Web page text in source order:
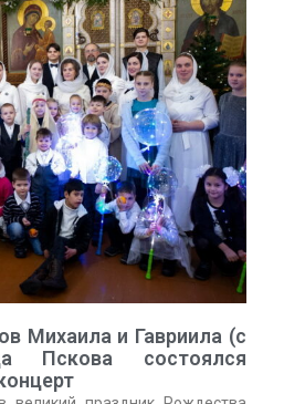
Михаила и Гавриила (с
Пскова состоялся